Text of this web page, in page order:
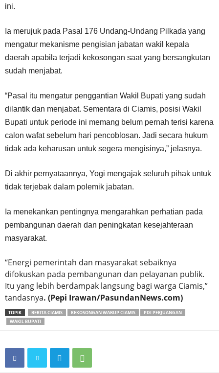
ini.
Ia merujuk pada Pasal 176 Undang-Undang Pilkada yang
mengatur mekanisme pengisian jabatan wakil kepala
daerah apabila terjadi kekosongan saat yang bersangkutan
sudah menjabat.
“Pasal itu mengatur penggantian Wakil Bupati yang sudah
dilantik dan menjabat. Sementara di Ciamis, posisi Wakil
Bupati untuk periode ini memang belum pernah terisi karena
calon wafat sebelum hari pencoblosan. Jadi secara hukum
tidak ada keharusan untuk segera mengisinya,” jelasnya.
Di akhir pernyataannya, Yogi mengajak seluruh pihak untuk
tidak terjebak dalam polemik jabatan.
Ia menekankan pentingnya mengarahkan perhatian pada
pembangunan daerah dan peningkatan kesejahteraan
masyarakat.
“Energi pemerintah dan masyarakat sebaiknya
difokuskan pada pembangunan dan pelayanan publik.
Itu yang lebih berdampak langsung bagi warga Ciamis,”
tandasnya. (Pepi Irawan/PasundanNews.com)
TOPIK BERITA CIAMIS KEKOSONGAN WABUP CIAMIS
PDI PERJUANGAN
WAKIL BUPATI